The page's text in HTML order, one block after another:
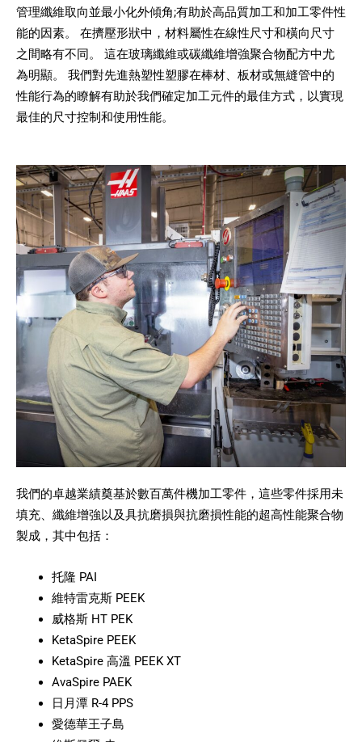
管理纖維取向並最小化外傾角;有助於高品質加工和加工零件性
能的因素。 在擠壓形狀中，材料屬性在線性尺寸和橫向尺寸
之間略有不同。 這在玻璃纖維或碳纖維增強聚合物配方中尤
為明顯。 我們對先進熱塑性塑膠在棒材、板材或無縫管中的
性能行為的瞭解有助於我們確定加工元件的最佳方式，以實現
最佳的尺寸控制和使用性能。
我們的卓越業績奠基於數百萬件機加工零件，這些零件採用未
填充、纖維增強以及具抗磨損與抗磨損性能的超高性能聚合物
製成，其中包括：
托隆 PAI
維特雷克斯 PEEK
威格斯 HT PEK
KetaSpire PEEK
KetaSpire 高溫 PEEK XT
AvaSpire PAEK
日月潭 R-4 PPS
愛德華王子島